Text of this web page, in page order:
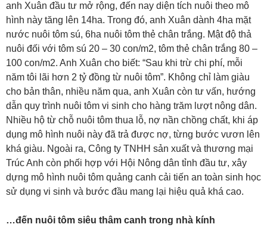
anh Xuân đầu tư mở rộng, đến nay diện tích nuôi theo mô
hình này tăng lên 14ha. Trong đó, anh Xuân dành 4ha mặt
nước nuôi tôm sú, 6ha nuôi tôm thẻ chân trắng. Mật độ thả
nuôi đối với tôm sú 20 – 30 con/m2, tôm thẻ chân trắng 80 –
100 con/m2. Anh Xuân cho biết: “Sau khi trừ chi phí, mỗi
năm tôi lãi hơn 2 tỷ đồng từ nuôi tôm”. Không chỉ làm giàu
cho bản thân, nhiều năm qua, anh Xuân còn tư vấn, hướng
dẫn quy trình nuôi tôm vi sinh cho hàng trăm lượt nông dân.
Nhiều hộ từ chỗ nuôi tôm thua lỗ, nợ nần chồng chất, khi áp
dụng mô hình nuôi này đã trả được nợ, từng bước vươn lên
khá giàu. Ngoài ra, Công ty TNHH sản xuất và thương mại
Trúc Anh còn phối hợp với Hội Nông dân tỉnh đầu tư, xây
dựng mô hình nuôi tôm quảng canh cải tiến an toàn sinh học
sử dụng vi sinh và bước đầu mang lại hiệu quả khá cao.
…đến nuôi tôm siêu thâm canh trong nhà kính